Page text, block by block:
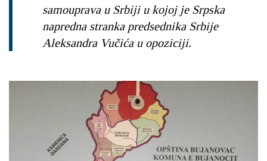
samouprava u Srbiji u kojoj je Srpska
napredna stranka predsednika Srbije
Aleksandra Vučića u opoziciji.